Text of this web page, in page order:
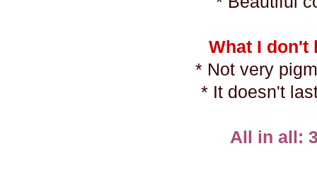
What I
* Not very
* It doesn't
All in all: